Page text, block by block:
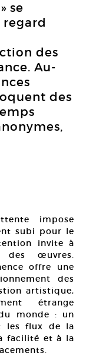
se
des
Au-
des
impose
subi pour le
invite à
des œuvres.
offre une
des
artistique,
étrange
monde : un
les flux de la
facilité et à la